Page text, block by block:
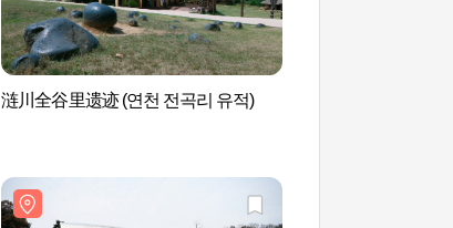
涟川全谷里遗迹 (연천 전곡리 유적)